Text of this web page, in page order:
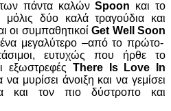
πάντα καλώνSpoon και το
δύο καλά τραγούδια και
οι συμπαθητικοίGet Well Soon
μεγαλύτερο –από το πρώτο-
ευτυχώς που ήρθε το
εξωστρεφές There Is Love In
μυρίσει άνοιξη και να γεμίσει
και τον πιο δύστροπο και